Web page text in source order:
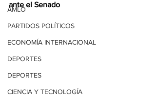
AMLO
PARTIDOS POLÍTICOS
ECONOMÍA INTERNACIONAL
DEPORTES
DEPORTES
CIENCIA Y TECNOLOGÍA
ante el Senado